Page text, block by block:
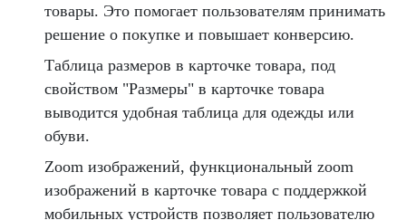
товары. Это помогает пользователям принимать
решение о покупке и повышает конверсию.
Таблица размеров в карточке товара, под
свойством "Размеры" в карточке товара
выводится удобная таблица для одежды или
обуви.
Zoom изображений, функциональный zoom
изображений в карточке товара с поддержкой
мобильных устройств позволяет пользователю